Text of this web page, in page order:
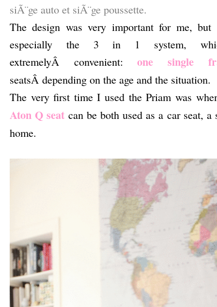
siÃ¨ge auto et siÃ¨ge poussette.
The design was very important for me,
especially the 3 in 1 system,
extremelyÂ convenient:one single
seatsÂ depending on the age and the situation.
The very first time I used the Priam was
Aton Q seat can be both used as a car seat,
home.